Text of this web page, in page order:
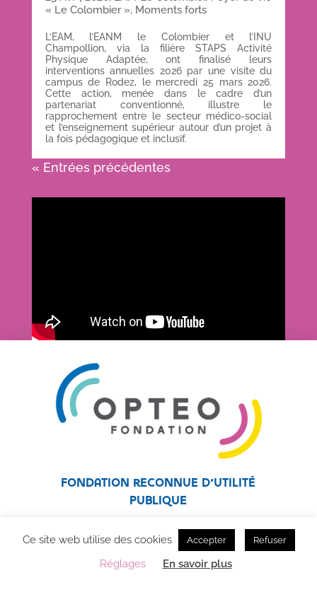
« Le Colombier », Moments forts
L’EAM, l’EANM le Colombier et l’INU
Champollion, via la filière STAPS Activité
Physique Adaptée, ont finalisé leurs
interventions annuelles 2026 par une visite du
campus de Rodez, le mercredi 25 mars 2026.
Cette action, menée dans le cadre d’un
partenariat conventionné, illustre le
rapprochement entre le secteur médico-social
et l’enseignement supérieur autour d’un projet à
la fois pédagogique et inclusif.
« Entrées précédentes
Fondation reconnue d’utilité
publique
Ce site web utilise des cookies Accepter Refuser
Réglages En savoir plus